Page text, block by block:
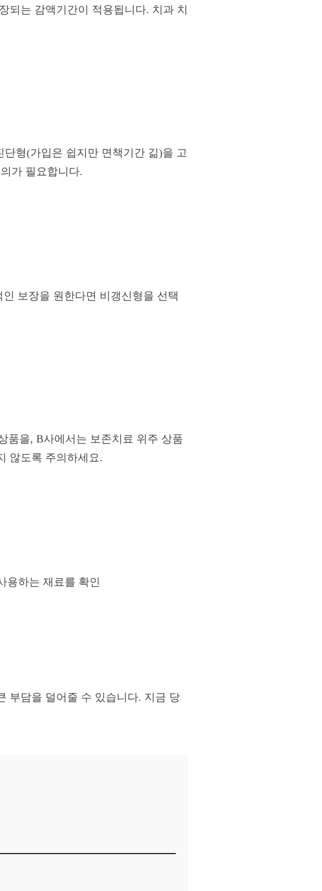
되는 감액기간이 적용됩니다. 치과 치
형(가입은 쉽지만 면책기간 긺)을 고
가 필요합니다.
보장을 원한다면 비갱신형을 선택
품을, B사에서는 보존치료 위주 상품
않도록 주의하세요.
용하는 재료를 확인
부담을 덜어줄 수 있습니다. 지금 당